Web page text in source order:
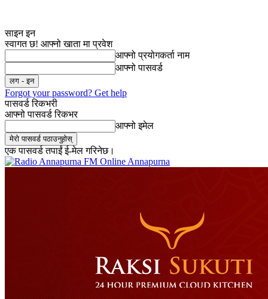
साइन इन
स्वागत छ! आफ्नो खाता मा प्रवेश
आफ्नो प्रयोगकर्ता नाम
आफ्नो पासवर्ड
Forgot your password? Get help
पासवर्ड रिकभरी
आफ्नो पासवर्ड रिकभर
आफ्नो इमेल
एक पासवर्ड तपाईं ई-मेल गरिनेछ।
Online Annapurna